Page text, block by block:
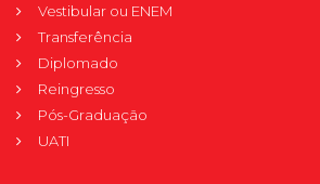
Vestibular ou ENEM
Transferência
Diplomado
Reingresso
Pós-Graduação
UATI